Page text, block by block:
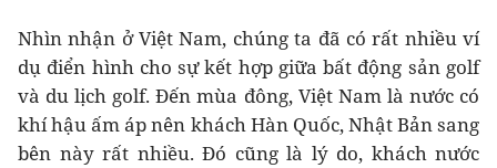
Nhìn nhận ở Việt Nam, chúng ta đã có rất nhiều ví
dụ điển hình cho sự kết hợp giữa bất động sản golf
và du lịch golf. Đến mùa đông, Việt Nam là nước có
khí hậu ấm áp nên khách Hàn Quốc, Nhật Bản sang
bên này rất nhiều. Đó cũng là lý do, khách nước